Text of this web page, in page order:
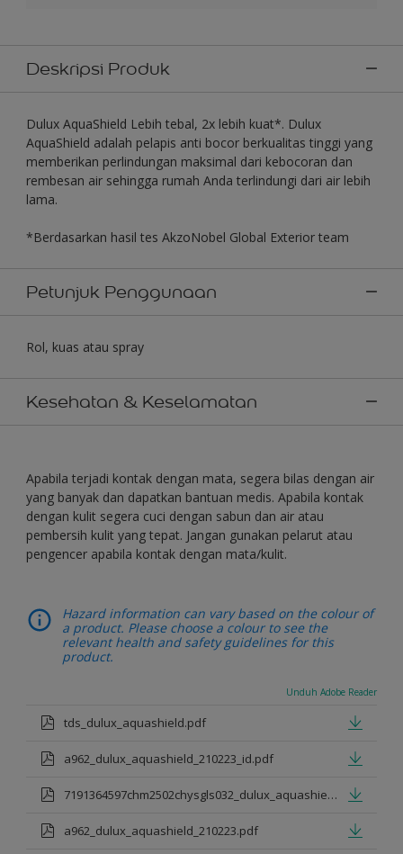
Deskripsi Produk
Dulux AquaShield Lebih tebal, 2x lebih kuat*. Dulux
AquaShield adalah pelapis anti bocor berkualitas tinggi yang
memberikan perlindungan maksimal dari kebocoran dan
rembesan air sehingga rumah Anda terlindungi dari air lebih
lama.
*Berdasarkan hasil tes AkzoNobel Global Exterior team
Petunjuk Penggunaan
Rol, kuas atau spray
Kesehatan & Keselamatan
Apabila terjadi kontak dengan mata, segera bilas dengan air
yang banyak dan dapatkan bantuan medis. Apabila kontak
dengan kulit segera cuci dengan sabun dan air atau
pembersih kulit yang tepat. Jangan gunakan pelarut atau
pengencer apabila kontak dengan mata/kulit.
Hazard information can vary based on the colour of
a product. Please choose a colour to see the
relevant health and safety guidelines for this
product.
Unduh Adobe Reader
tds_dulux_aquashield.pdf
a962_dulux_aquashield_210223_id.pdf
7191364597chm2502chysgls032_dulux_aquashield.pdf
a962_dulux_aquashield_210223.pdf